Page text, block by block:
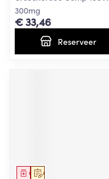
300mg
€ 33,46
Reserveer
Op voorschrift
Geneesmiddel